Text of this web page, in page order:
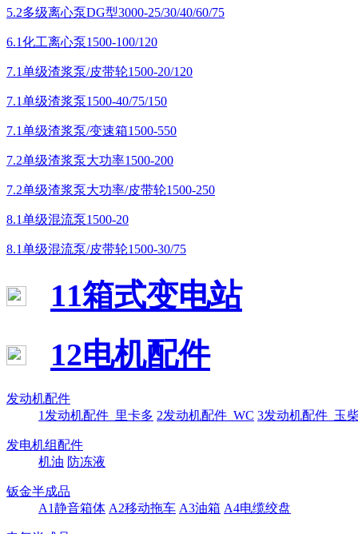
5.2多级离心泵DG型3000-25/30/40/60/75
6.1化工离心泵1500-100/120
7.1单级渣浆泵/皮带轮1500-20/120
7.1单级渣浆泵1500-40/75/150
7.1单级渣浆泵/变速箱1500-550
7.2单级渣浆泵大功率1500-200
7.2单级渣浆泵大功率/皮带轮1500-250
8.1单级混流泵1500-20
8.1单级混流泵/皮带轮1500-30/75
11箱式变电站
12电机配件
发动机配件
1发动机配件_里卡多 2发动机配件_WC 3发动机配件_玉
发电机组配件
机油 防冻液
钣金半成品
A1静音箱体 A2移动拖车 A3油箱 A4电缆绞盘